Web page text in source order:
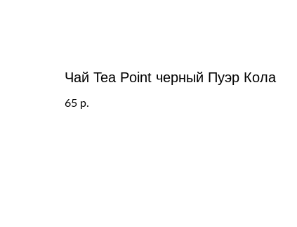
Чай Tea Point черный Пуэр Кола
65 р.